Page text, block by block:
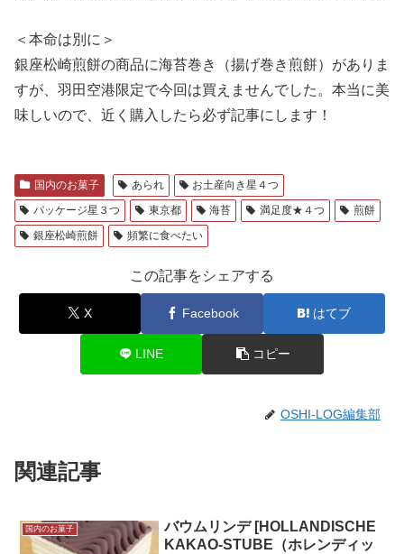
＜本命は別に＞
銀座松崎煎餅の商品に海苔巻き（揚げ巻き煎餅）がありま
すが、羽田空港限定で今回は買えませんでした。本当に美
味しいので、近く購入したら必ず記事にします！
国内のお菓子 あられ
お土産向き星４つ
パッケージ星３つ
東京都 海苔 満足度★４つ
煎餅
銀座松崎煎餅
頻繁に食べたい
この記事をシェアする
X Facebook はてブ
LINE コピー
OSHI-LOG編集部
関連記事
国内のお菓子
バウムリンデ [HOLLANDISCHE
KAKAO-STUBE（ホレンディッ